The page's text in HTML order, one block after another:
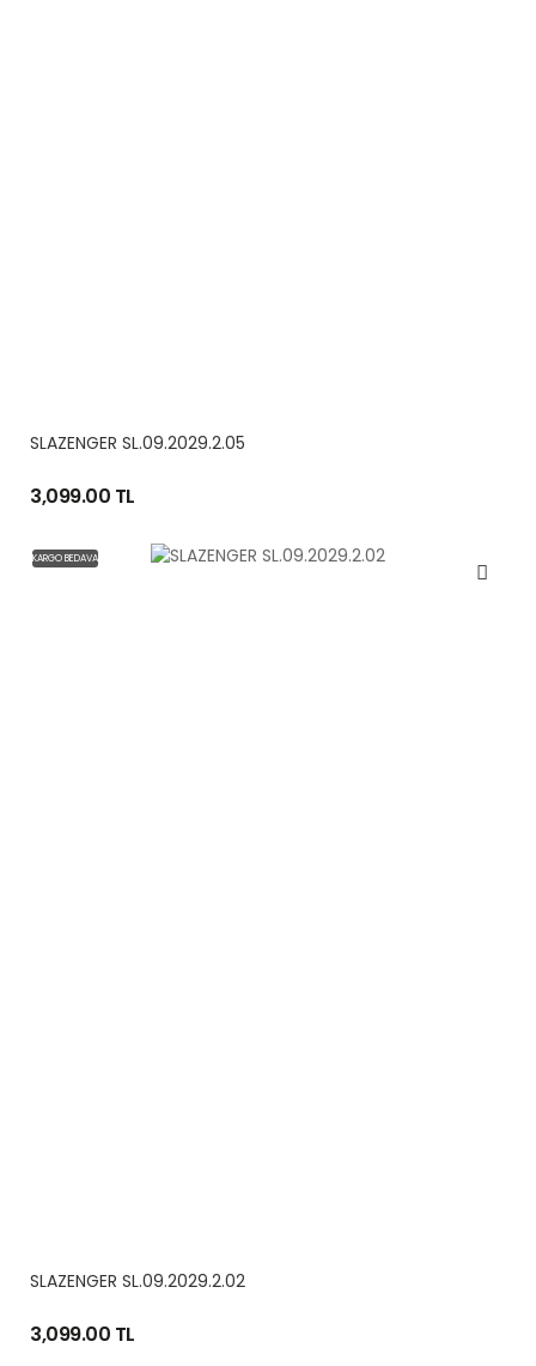
SLAZENGER SL.09.2029.2.05
3,099.00 TL
KARGO BEDAVA
SLAZENGER SL.09.2029.2.02
3,099.00 TL